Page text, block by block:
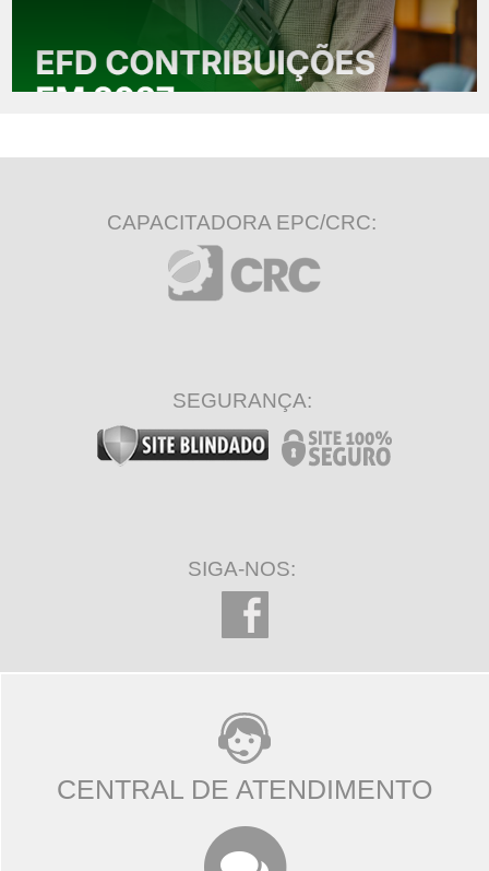
CAPACITADORA EPC/CRC:
SEGURANÇA:
SIGA-NOS:
CENTRAL DE ATENDIMENTO